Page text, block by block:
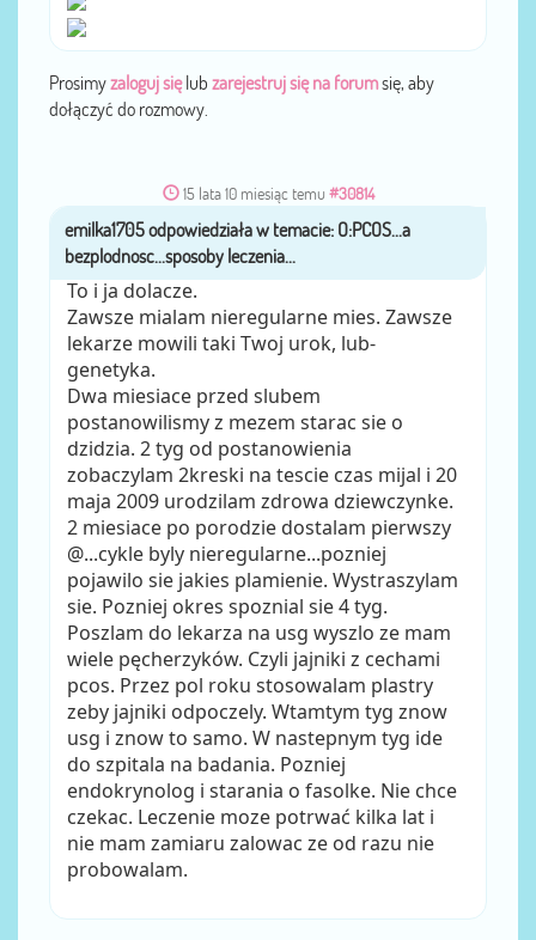
Prosimyzaloguj sięlub zarejestruj się na forumsię, aby
dołączyć do rozmowy.
15 lata 10 miesiąc temu #30814
przezemilka1705
To i ja dolacze.
Zawsze mialam nieregularne mies. Zawsze
lekarze mowili taki Twoj urok, lub-
genetyka.
Dwa miesiace przed slubem
postanowilismy z mezem starac sie o
dzidzia. 2 tyg od postanowienia
zobaczylam 2kreski na tescie czas mijal i 20
maja 2009 urodzilam zdrowa dziewczynke.
2 miesiace po porodzie dostalam pierwszy
@...cykle byly nieregularne...pozniej
pojawilo sie jakies plamienie. Wystraszylam
sie. Pozniej okres spoznial sie 4 tyg.
Poszlam do lekarza na usg wyszlo ze mam
wiele pęcherzyków. Czyli jajniki z cechami
pcos. Przez pol roku stosowalam plastry
zeby jajniki odpoczely. Wtamtym tyg znow
usg i znow to samo. W nastepnym tyg ide
do szpitala na badania. Pozniej
endokrynolog i starania o fasolke. Nie chce
czekac. Leczenie moze potrwać kilka lat i
nie mam zamiaru zalowac ze od razu nie
probowalam.